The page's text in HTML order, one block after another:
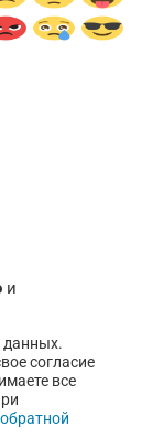
и
данных.
согласие
все